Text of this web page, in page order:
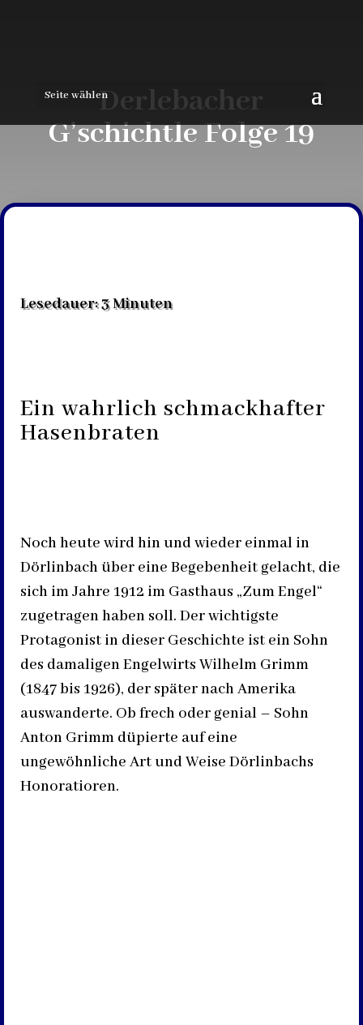
Seite wählenDerlebacher
G’schichtle Folge 19
Lesedauer:3Minuten
Ein wahrlich schmackhafter
Hasenbraten
Noch heute wird hin und wieder einmal in
Dörlinbach über eine Begebenheit gelacht, die
sich im Jahre 1912 im Gasthaus „Zum Engel“
zugetragen haben soll. Der wichtigste
Protagonist in dieser Geschichte ist ein Sohn
des damaligen Engelwirts Wilhelm Grimm
(1847 bis 1926), der später nach Amerika
auswanderte. Ob frech oder genial – Sohn
Anton Grimm düpierte auf eine
ungewöhnliche Art und Weise Dörlinbachs
Honoratioren.